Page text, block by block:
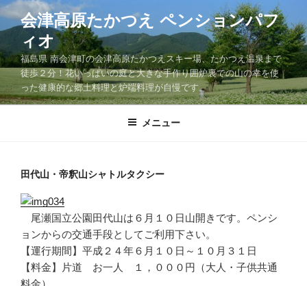
コ
ン
ツ
へ
ス
会津高原たかつえ ペンションパフ
ィオ
福島県 南会津町の会津高原たかつえスキー場、たかつえ温泉まで
徒歩２分！花いっぱいの庭と大きな手作り囲炉裏での山の幸を使
った健康的な郷土料理と炉端料理が自慢です。
メニュー
田代山・帝釈山シャトルタクシー
尾瀬国立公園田代山は６月１０日山開きです。ペンシ
ョンからの交通手段としてご利用下さい。
【運行期間】平成２４年６月１０日～１０月３１日
【料金】片道 お一人 １，０００円（大人・子供共通
料金）